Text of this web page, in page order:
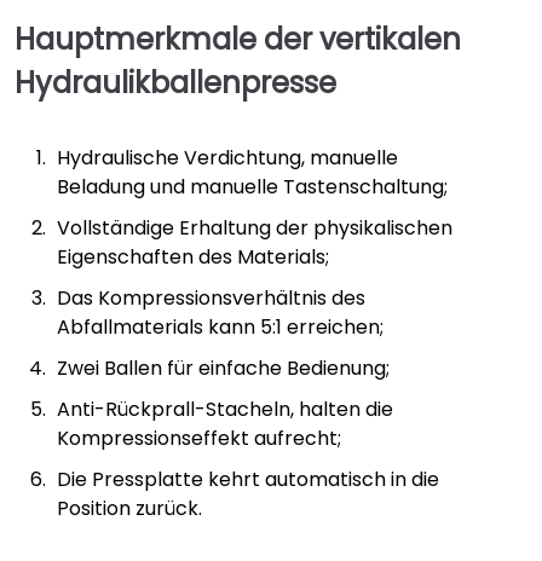
Hauptmerkmale der vertikalen
Hydraulikballenpresse
Hydraulische Verdichtung, manuelle
Beladung und manuelle Tastenschaltung;
Vollständige Erhaltung der physikalischen
Eigenschaften des Materials;
Das Kompressionsverhältnis des
Abfallmaterials kann 5:1 erreichen;
Zwei Ballen für einfache Bedienung;
Anti-Rückprall-Stacheln, halten die
Kompressionseffekt aufrecht;
Die Pressplatte kehrt automatisch in die
Position zurück.